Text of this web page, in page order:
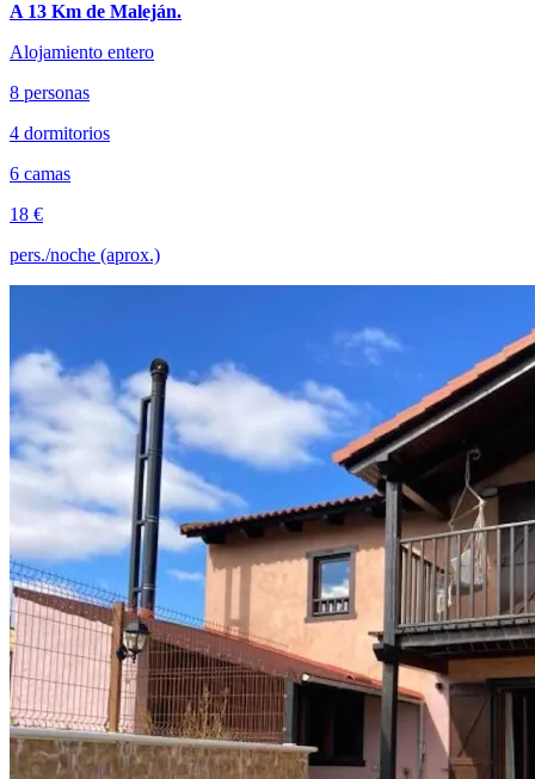
A 13 Km de Maleján.
Alojamiento entero
8 personas
4 dormitorios
6 camas
18 €
pers./noche (aprox.)